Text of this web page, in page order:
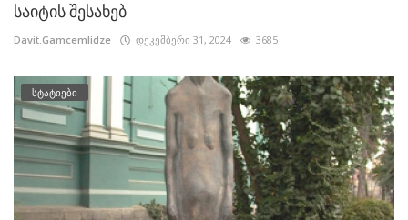
საიტის შესახებ
Davit.Gamcemlidze დეკემბერი 31, 2024 3685
სტატიები